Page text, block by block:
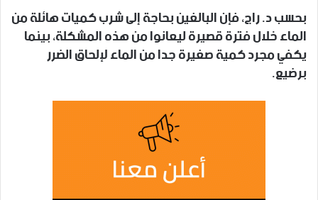
بحسب د. راج، فإن البالغين بحاجة إلى شرب كميات هائلة من
الماء خلال فترة قصيرة ليعانوا من هذه المشكلة، بينما
يكفي مجرد كمية صغيرة جدا من الماء لإلحاق الضرر
برضيع.